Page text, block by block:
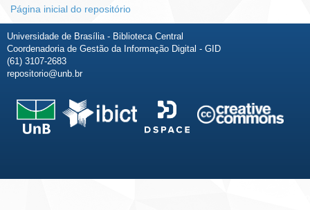
Página inicial do repositório
Universidade de Brasília - Biblioteca Central
Coordenadoria de Gestão da Informação Digital - GID
(61) 3107-2683
repositorio@unb.br